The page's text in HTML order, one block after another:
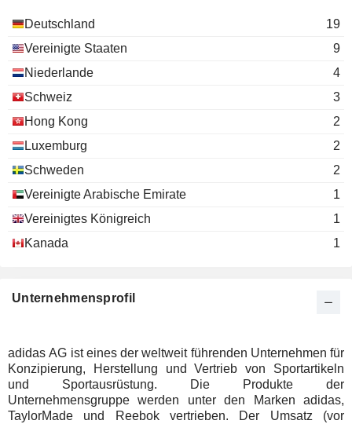
Deutschland
19
Vereinigte Staaten
9
Niederlande
4
Schweiz
3
Hong Kong
2
Luxemburg
2
Schweden
2
Vereinigte Arabische Emirate
1
Vereinigtes Königreich
1
Kanada
1
Unternehmensprofil
adidas AG ist eines der weltweit führenden Unternehmen für
Konzipierung, Herstellung und Vertrieb von Sportartikeln
und Sportausrüstung. Die Produkte der
Unternehmensgruppe werden unter den Marken adidas,
TaylorMade und Reebok vertrieben. Der Umsatz (vor